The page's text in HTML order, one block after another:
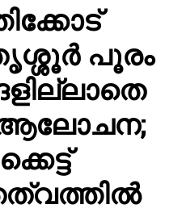
പൂരം
ആലോചന;